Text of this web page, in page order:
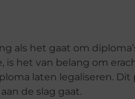
als het gaat om
is het van belang om
laten legaliseren.
de slag gaat.